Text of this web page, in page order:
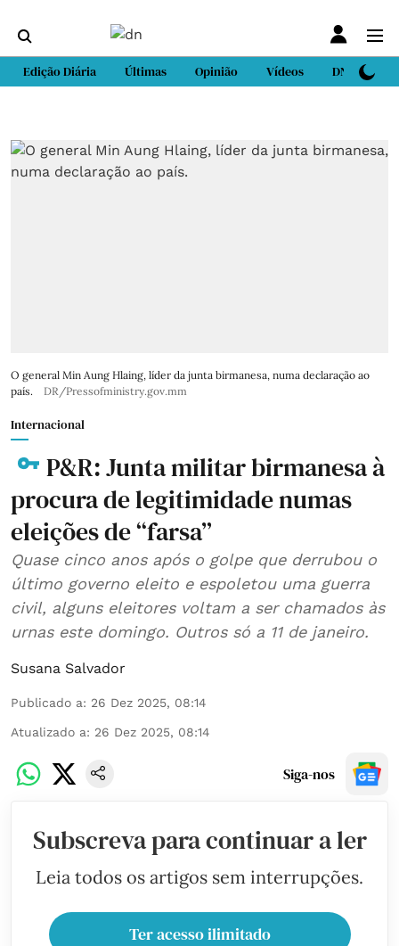
Edição Diária Últimas Opinião Vídeos DN Sport
O general Min Aung Hlaing, líder da junta birmanesa, numa declaração ao
país.
DR/Pressofministry.gov.mm
Internacional
P&R: Junta militar birmanesa à
procura de legitimidade numas
eleições de “farsa”
Quase cinco anos após o golpe que derrubou o
último governo eleito e espoletou uma guerra
civil, alguns eleitores voltam a ser chamados às
urnas este domingo. Outros só a 11 de janeiro.
Susana Salvador
Publicado a: 26 Dez 2025, 08:14
Atualizado a: 26 Dez 2025, 08:14
Siga-nos
Subscreva para continuar a ler
Leia todos os artigos sem interrupções.
Ter acesso ilimitado